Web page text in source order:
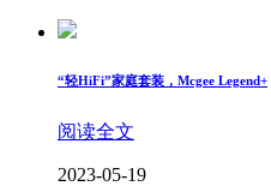
“轻HiFi”家庭套装，Mcgee Legend+
阅读全文
2023-05-19